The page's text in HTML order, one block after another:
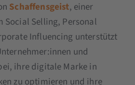
Schaffensgeist, einer
Social Selling, Personal
Influencing unterstützt
und
ihre digitale Marke in
zu optimieren und ihre